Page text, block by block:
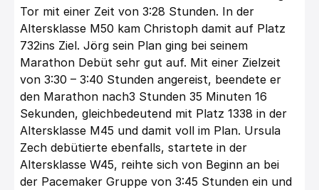
Tor mit einer Zeit von 3:28 Stunden. In der
Altersklasse M50 kam Christoph damit auf Platz
732ins Ziel. Jörg sein Plan ging bei seinem
Marathon Debüt sehr gut auf. Mit einer Zielzeit
von 3:30 – 3:40 Stunden angereist, beendete er
den Marathon nach3 Stunden 35 Minuten 16
Sekunden, gleichbedeutend mit Platz 1338 in der
Altersklasse M45 und damit voll im Plan. Ursula
Zech debütierte ebenfalls, startete in der
Altersklasse W45, reihte sich von Beginn an bei
der Pacemaker Gruppe von 3:45 Stunden ein und